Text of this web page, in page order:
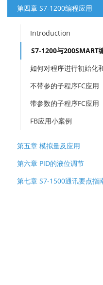
第四章 S7-1200编程应用
Introduction
S7-1200与200SMART
如何对程序进行初始化
不带参的子程序FC应用
带参数的子程序FC应用
FB应用小案例
第五章 模拟量及应用
第六章 PID的液位调节
第七章 S7-1500通讯要点指